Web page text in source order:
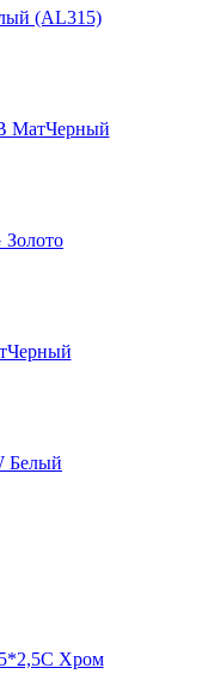
(AL315)
МатЧерный
Золото
Белый
C Хром